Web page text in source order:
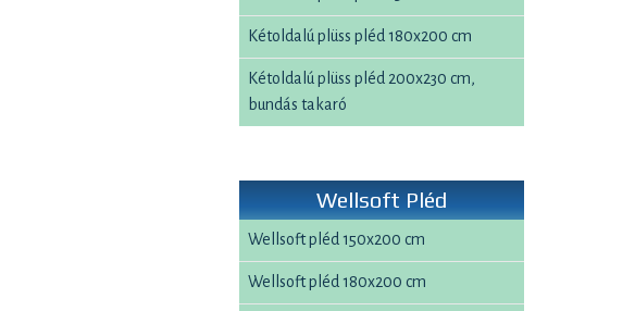
Kétoldalú plüss pléd 180x200 cm
Kétoldalú plüss pléd 200x230 cm,
bundás takaró
Wellsoft Pléd
Wellsoft pléd 150x200 cm
Wellsoft pléd 180x200 cm